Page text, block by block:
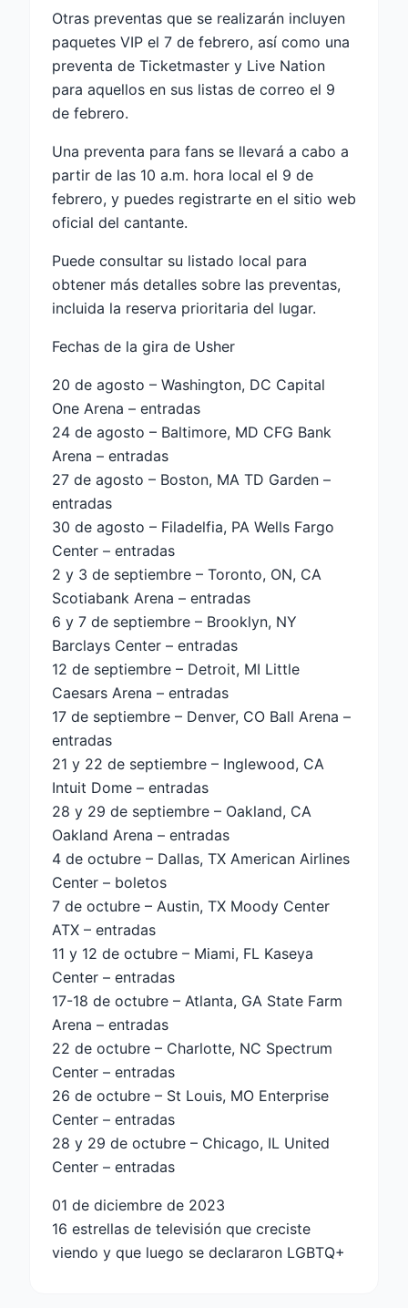
Otras preventas que se realizarán incluyen
paquetes VIP el 7 de febrero, así como una
preventa de Ticketmaster y Live Nation
para aquellos en sus listas de correo el 9
de febrero.
Una preventa para fans se llevará a cabo a
partir de las 10 a.m. hora local el 9 de
febrero, y puedes registrarte en el sitio web
oficial del cantante.
Puede consultar su listado local para
obtener más detalles sobre las preventas,
incluida la reserva prioritaria del lugar.
Fechas de la gira de Usher
20 de agosto – Washington, DC Capital
One Arena – entradas
24 de agosto – Baltimore, MD CFG Bank
Arena – entradas
27 de agosto – Boston, MA TD Garden –
entradas
30 de agosto – Filadelfia, PA Wells Fargo
Center – entradas
2 y 3 de septiembre – Toronto, ON, CA
Scotiabank Arena – entradas
6 y 7 de septiembre – Brooklyn, NY
Barclays Center – entradas
12 de septiembre – Detroit, MI Little
Caesars Arena – entradas
17 de septiembre – Denver, CO Ball Arena –
entradas
21 y 22 de septiembre – Inglewood, CA
Intuit Dome – entradas
28 y 29 de septiembre – Oakland, CA
Oakland Arena – entradas
4 de octubre – Dallas, TX American Airlines
Center – boletos
7 de octubre – Austin, TX Moody Center
ATX – entradas
11 y 12 de octubre – Miami, FL Kaseya
Center – entradas
17-18 de octubre – Atlanta, GA State Farm
Arena – entradas
22 de octubre – Charlotte, NC Spectrum
Center – entradas
26 de octubre – St Louis, MO Enterprise
Center – entradas
28 y 29 de octubre – Chicago, IL United
Center – entradas
01 de diciembre de 2023
16 estrellas de televisión que creciste
viendo y que luego se declararon LGBTQ+